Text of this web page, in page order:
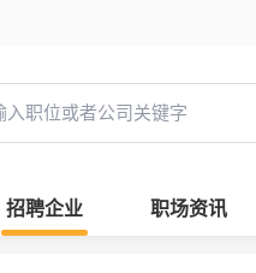
招聘企业 职场资讯